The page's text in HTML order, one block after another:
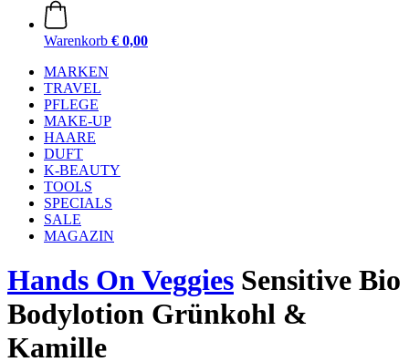
Warenkorb € 0,00
MARKEN
TRAVEL
PFLEGE
MAKE-UP
HAARE
DUFT
K-BEAUTY
TOOLS
SPECIALS
SALE
MAGAZIN
Hands On Veggies Sensitive Bio
Bodylotion Grünkohl &
Kamille